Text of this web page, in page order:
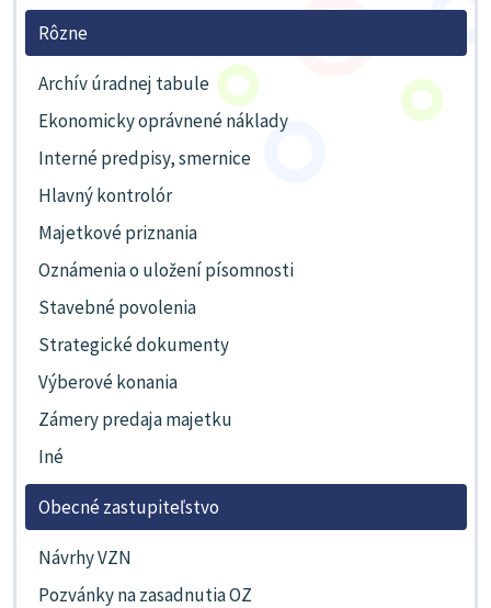
Rôzne
Archív úradnej tabule
Ekonomicky oprávnené náklady
Interné predpisy, smernice
Hlavný kontrolór
Majetkové priznania
Oznámenia o uložení písomnosti
Stavebné povolenia
Strategické dokumenty
Výberové konania
Zámery predaja majetku
Iné
Obecné zastupiteľstvo
Návrhy VZN
Pozvánky na zasadnutia OZ